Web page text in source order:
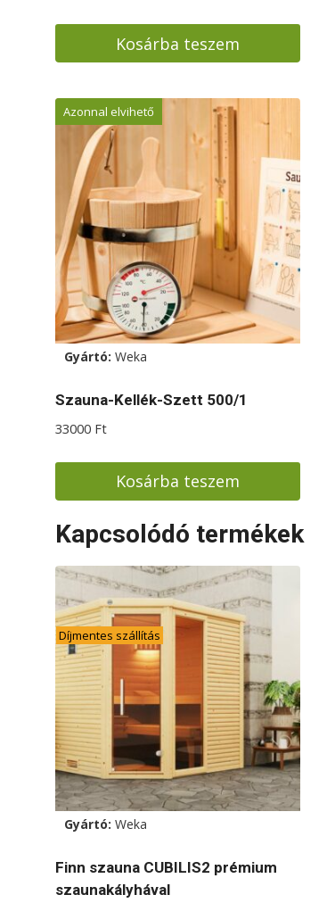
699000 Ft.555000 Ft.
Kosárba teszem
Azonnal elvihető
Gyártó: Weka
Szauna-Kellék-Szett 500/1
33000 Ft
Kosárba teszem
Kapcsolódó termékek
Díjmentes szállítás
Gyártó: Weka
Finn szauna CUBILIS2 prémium
szaunakályhával